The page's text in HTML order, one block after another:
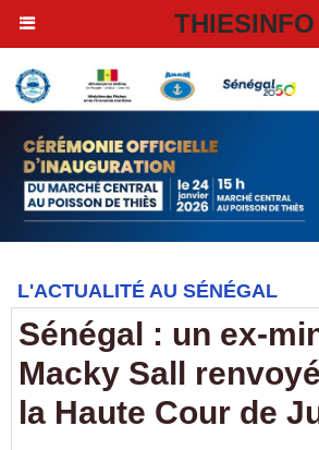
THIESINFO
L'ACTUALITÉ AU SÉNÉGAL
Sénégal : un ex-
Macky Sall
la Haute Cour de